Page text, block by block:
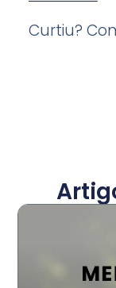
Curtiu?